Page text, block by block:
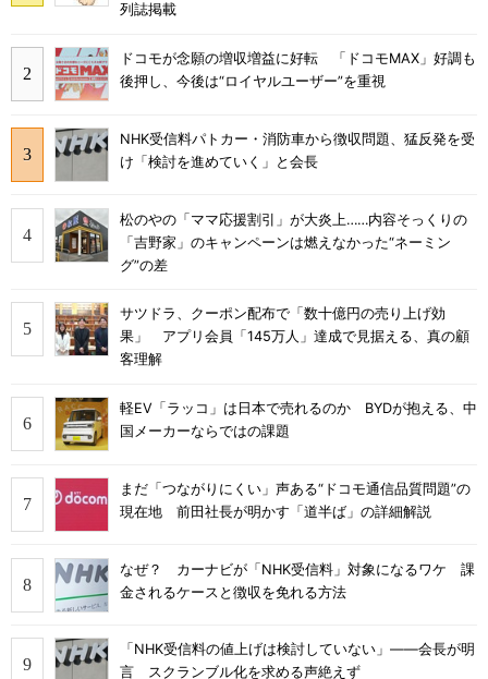
列誌掲載
ドコモが念願の増収増益に好転 「ドコモMAX」好調も
後押し、今後は“ロイヤルユーザー”を重視
NHK受信料パトカー・消防車から徴収問題、猛反発を受
け「検討を進めていく」と会長
松のやの「ママ応援割引」が大炎上……内容そっくりの
「吉野家」のキャンペーンは燃えなかった“ネーミン
グ”の差
サツドラ、クーポン配布で「数十億円の売り上げ効
果」 アプリ会員「145万人」達成で見据える、真の顧
客理解
軽EV「ラッコ」は日本で売れるのか BYDが抱える、中
国メーカーならではの課題
まだ「つながりにくい」声ある“ドコモ通信品質問題”の
現在地 前田社長が明かす「道半ば」の詳細解説
なぜ？ カーナビが「NHK受信料」対象になるワケ 課
金されるケースと徴収を免れる方法
「NHK受信料の値上げは検討していない」――会長が明
言 スクランブル化を求める声絶えず